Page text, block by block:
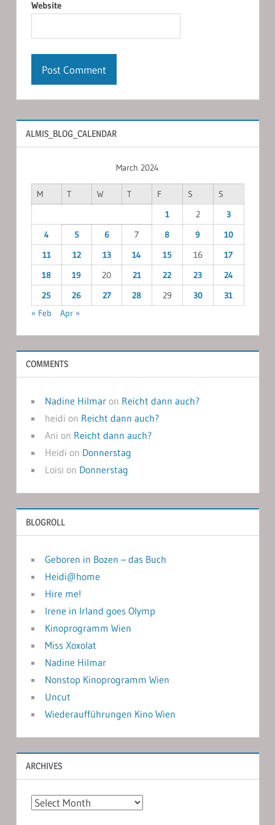
Website
ALMIS_BLOG_CALENDAR
March 2024
M T W T F S
S
1
2
3
4
5 6 7 8 9
10
11
12 13 14 15 16
17
18
19 20 21 22 23
24
25
26 27 28 29 30
31
« Feb
Apr »
COMMENTS
Nadine Hilmaron Reicht dann auch?
heidi on Reicht dann auch?
Ani on Reicht dann auch?
Heidi on Donnerstag
Loisi on Donnerstag
BLOGROLL
Geboren in Bozen – das Buch
Heidi@home
Hire me!
Irene in Irland goes Olymp
Kinoprogramm Wien
Miss Xoxolat
Nadine Hilmar
Nonstop Kinoprogramm Wien
Uncut
Wiederaufführungen Kino Wien
ARCHIVES
Archives